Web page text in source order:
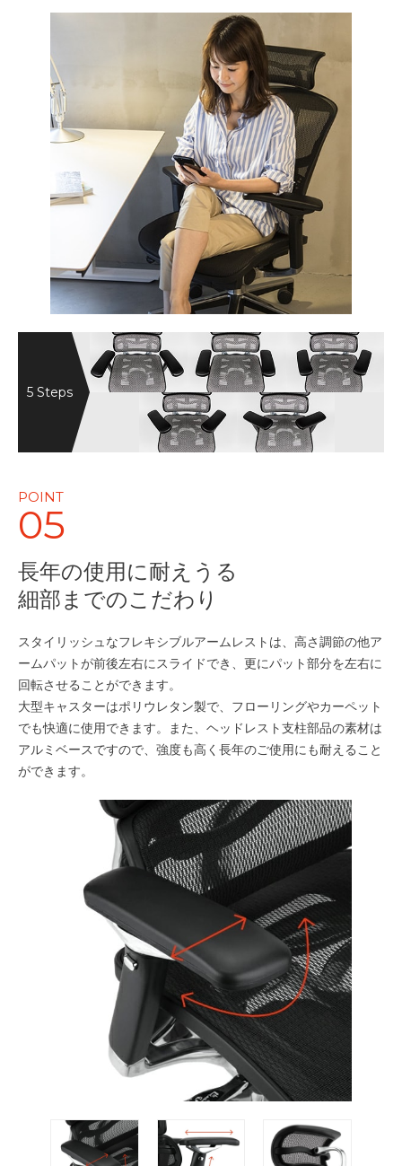
5 Steps
POINT
05
長年の使用に耐えうる
細部までのこだわり
スタイリッシュなフレキシブルアームレストは、高さ調節の他ア
ームパットが前後左右にスライドでき、更にパット部分を左右に
回転させることができます。
大型キャスターはポリウレタン製で、フローリングやカーペット
でも快適に使用できます。また、ヘッドレスト支柱部品の素材は
アルミベースですので、強度も高く長年のご使用にも耐えること
ができます。